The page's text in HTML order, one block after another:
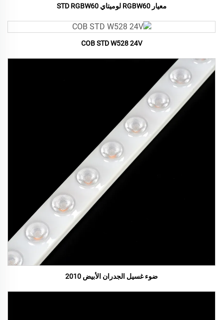
معيار RGBW60 لوميتاي STD RGBW60
COB STD W528 24V
ضوء غسيل الجدران الأبيض 2010